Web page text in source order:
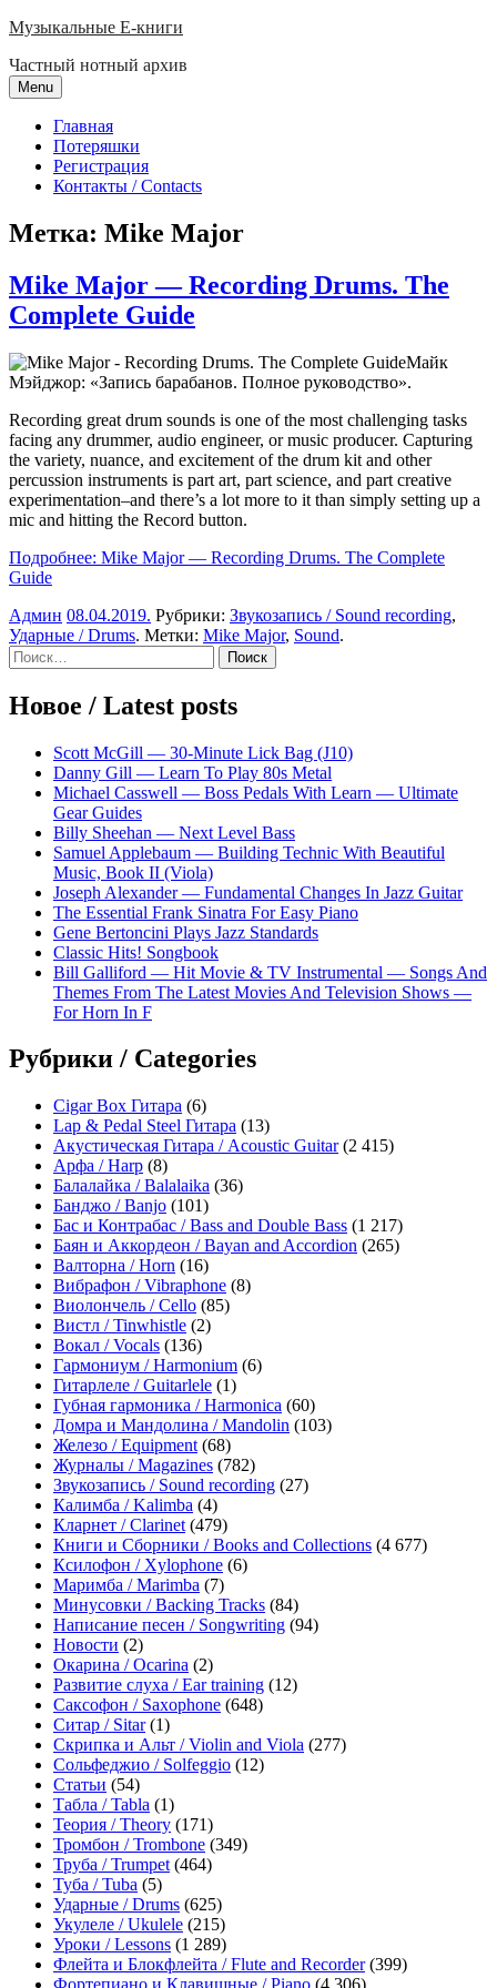
Skip
content
Музыкальные E-книги
Частный нотный архив
Menu
Главная
Потеряшки
Регистрация
Контакты / Contacts
Метка: Mike Major
Mike Major — Recording Drums. The
Complete Guide
Майк
Мэйджор: «Запись барабанов. Полное руководство».
Recording great drum sounds is one of the most challenging tasks
facing any drummer, audio engineer, or music producer. Capturing
the variety, nuance, and excitement of the drum kit and other
percussion instruments is part art, part science, and part creative
experimentation–and there’s a lot more to it than simply setting up a
mic and hitting the Record button.
Подробнее: Mike Major — Recording Drums. The Complete
Guide
Админ 08.04.2019. Рубрики: Звукозапись / Sound recording,
Ударные / Drums. Метки: Mike Major, Sound.
Sidebar
Найти:
Новое / Latest posts
Scott McGill — 30-Minute Lick Bag (J10)
Danny Gill — Learn To Play 80s Metal
Michael Casswell — Boss Pedals With Learn — Ultimate
Gear Guides
Billy Sheehan — Next Level Bass
Samuel Applebaum — Building Technic With Beautiful
Music, Book II (Viola)
Joseph Alexander — Fundamental Changes In Jazz Guitar
The Essential Frank Sinatra For Easy Piano
Gene Bertoncini Plays Jazz Standards
Classic Hits! Songbook
Bill Galliford — Hit Movie & TV Instrumental — Songs And
Themes From The Latest Movies And Television Shows —
For Horn In F
Рубрики / Categories
Cigar Box Гитара (6)
Lap & Pedal Steel Гитара (13)
Акустическая Гитара / Acoustic Guitar(2 415)
Арфа / Harp (8)
Балалайка / Balalaika (36)
Банджо / Banjo (101)
Бас и Контрабас / Bass and Double Bass (1 217)
Баян и Аккордеон / Bayan and Accordion (265)
Валторна / Horn (16)
Вибрафон / Vibraphone (8)
Виолончель / Cello (85)
Вистл / Tinwhistle (2)
Вокал / Vocals (136)
Гармониум / Harmonium (6)
Гитарлеле / Guitarlele (1)
Губная гармоника / Harmonica (60)
Домра и Мандолина / Mandolin (103)
Железо / Equipment (68)
Журналы / Magazines (782)
Звукозапись / Sound recording (27)
Калимба / Kalimba (4)
Кларнет / Clarinet (479)
Книги и Сборники / Books and Collections (4 677)
Ксилофон / Xylophone (6)
Маримба / Marimba (7)
Минусовки / Backing Tracks (84)
Написание песен / Songwriting (94)
Новости (2)
Окарина / Ocarina (2)
Развитие слуха / Ear training (12)
Саксофон / Saxophone (648)
Ситар / Sitar(1)
Скрипка и Альт / Violin and Viola (277)
Сольфеджио / Solfeggio (12)
Статьи (54)
Табла / Tabla (1)
Теория / Theory (171)
Тромбон / Trombone (349)
Труба / Trumpet (464)
Туба / Tuba (5)
Ударные / Drums (625)
Укулеле / Ukulele (215)
Уроки / Lessons (1 289)
Флейта и Блокфлейта / Flute and Recorder(399)